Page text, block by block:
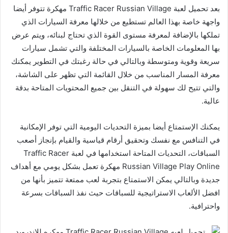
بعد تحميل لعبة Traffic Racer Russian Village مهكرة تتوفر أيضا
واجهة خاصة بهذا العالم تستطيع من خلالها معرفة السيارات الذي
تملكها بالإضافة لمعرفة مستوى القوة الذي تحتاج لبنائه، ويتم عرض
بها المعلومات الخاصة بالسيارات المختلفة والتي تشمل سيارات
سريعة وقوية ومتوسطة وبالتالي في حالة رغبتك في التطوير يمكنك
معرفة المسار المناسب من خلال القائمة التي تظهر على الشاشة،
والتي تتيح لك سهولة في التنقل بين جميع المحتويات المتاحة بدقة
عالية.
يمكنك الإستمتاع أيضا بميزة التحديات اليومية التي توفر الإمكانية
في التنافس مع نفسك وتحقيق أرقام قياسية والقيام بإنجاز أصعب
السباقات، التحديات المتاحة استخدامها في لعبة Traffic Racer
Russian Village Play Online مهكرة تعمل بشكل يومي مع أهداف
جديدة وبالتالي يمكن الاستمتاع بتجربة لعب ممتعة تتميز بأنها من
افضل الألعاب الاستراتيجية للسباقات حيث نفذ السباقات بسرعة
واحترافية.